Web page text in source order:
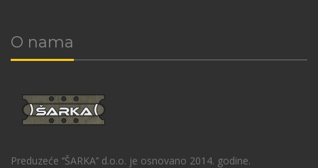
O nama
Preduzeće ‘’ŠARKA’’ d.o.o. je osnovano 2014. godine.